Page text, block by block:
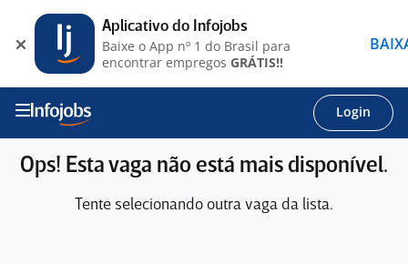
Login
Ops! Esta vaga não está mais disponível.
Tente selecionando outra vaga da lista.
Aplicativo do Infojobs
Baixe o App nº 1 do Brasil para
encontrar empregos GRÁTIS!!